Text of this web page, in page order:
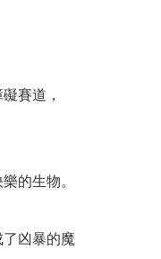
賽道，
的生物。
凶暴的魔